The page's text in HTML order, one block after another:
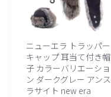
ニューエラ トラッパー
キャップ 耳当て付き帽
子 カラーバリエーショ
ン ダークグレー アンス
ラサイト new era